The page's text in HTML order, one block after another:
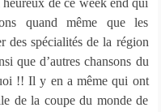
de ce week end qui
quand même que les
des spécialités de la région
que d’autres chansons du
!! Il y en a même qui ont
de la coupe du monde de